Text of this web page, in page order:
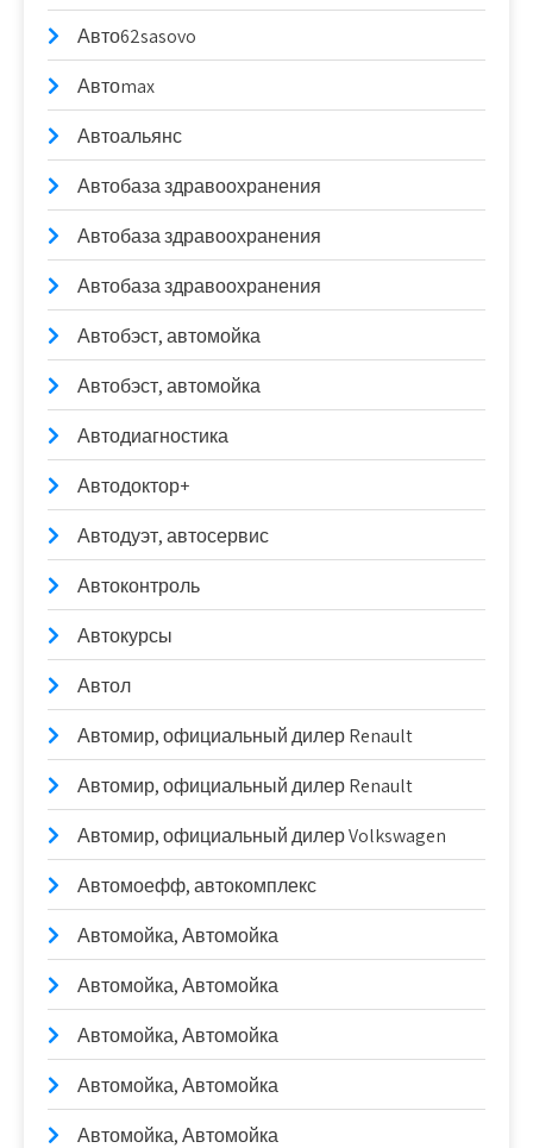
Авто62sasovo
Автоmax
Автоальянс
Автобаза здравоохранения
Автобаза здравоохранения
Автобаза здравоохранения
Автобэст, автомойка
Автобэст, автомойка
Автодиагностика
Автодоктор+
Автодуэт, автосервис
Автоконтроль
Автокурсы
Автол
Автомир, официальный дилер Renault
Автомир, официальный дилер Renault
Автомир, официальный дилер Volkswagen
Автомоефф, автокомплекс
Автомойка, Автомойка
Автомойка, Автомойка
Автомойка, Автомойка
Автомойка, Автомойка
Автомойка, Автомойка